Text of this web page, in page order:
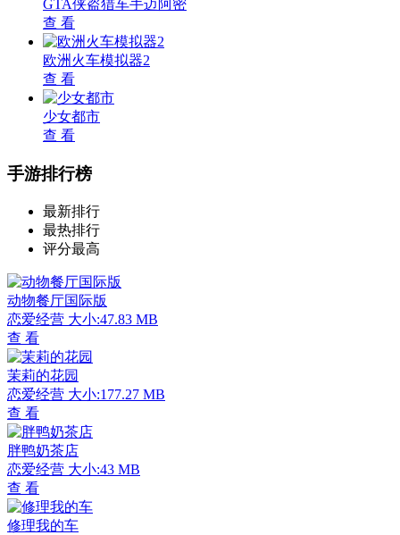
GTA侠盗猎车手迈阿密
查 看
欧洲火车模拟器2
查 看
少女都市
查 看
手游排行榜
最新排行
最热排行
评分最高
动物餐厅国际版
恋爱经营 大小:47.83 MB
查 看
茉莉的花园
恋爱经营 大小:177.27 MB
查 看
胖鸭奶茶店
恋爱经营 大小:43 MB
查 看
修理我的车